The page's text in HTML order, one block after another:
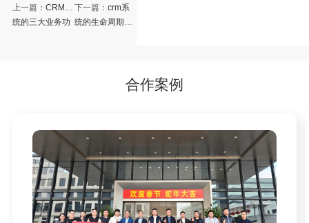
上一篇： CRM系
统的三大业务功
下一篇： crm系
统的生命周期是
合作案例